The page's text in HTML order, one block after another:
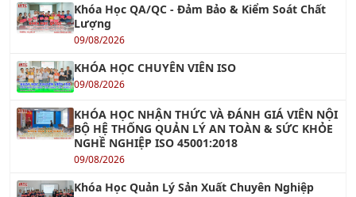
Khóa Học QA/QC - Đảm Bảo & Kiểm Soát Chất
Lượng
09/08/2026
KHÓA HỌC CHUYÊN VIÊN ISO
09/08/2026
KHÓA HỌC NHẬN THỨC VÀ ĐÁNH GIÁ VIÊN NỘI
BỘ HỆ THỐNG QUẢN LÝ AN TOÀN & SỨC KHỎE
NGHỀ NGHIỆP ISO 45001:2018
09/08/2026
Khóa Học Quản Lý Sản Xuất Chuyên Nghiệp